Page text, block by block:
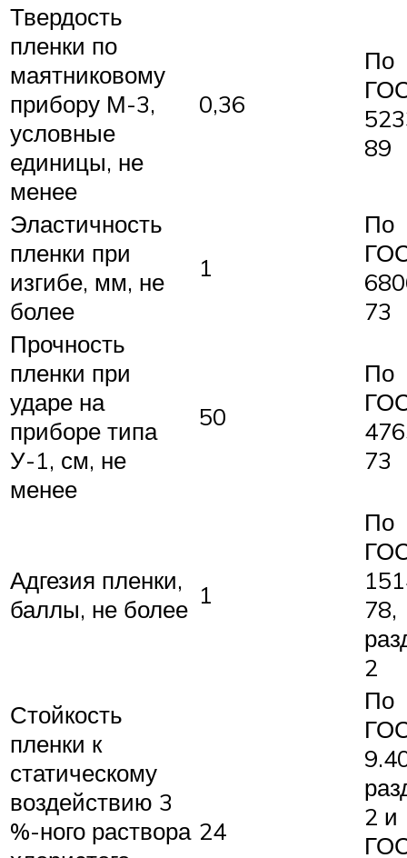
Твердость
пленки по
маятниковому
прибору М-3,
условные
единицы, не
менее
0,36
По
89
Эластичность
пленки при
изгибе, мм, не
более
1
По
73
Прочность
пленки при
ударе на
приборе типа
У-1, см, не
менее
50
По
73
Адгезия пленки,
баллы, не более 1
По
78,
2
Стойкость
пленки к
статическому
воздействию 3
%-ного раствора 24
По
2 и